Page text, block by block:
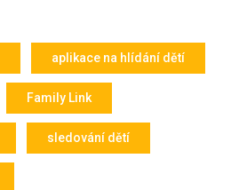
aplikace na hlídání dětí
Family Link
sledování dětí